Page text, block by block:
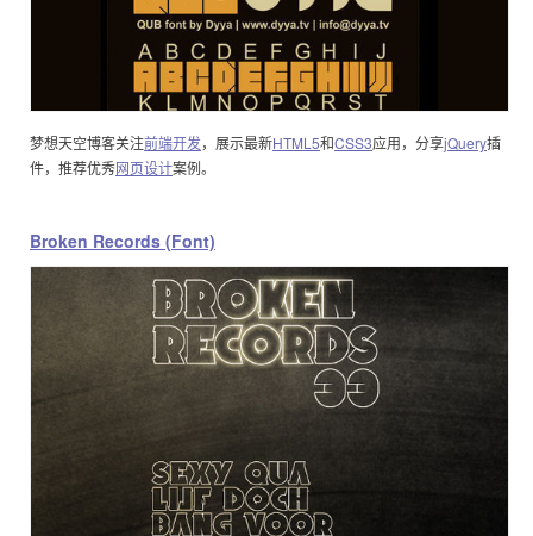
梦想天空博客关注前端开发，展示最新HTML5和CSS3应用，分享jQuery插
件，推荐优秀网页设计案例。
Broken Records (Font)